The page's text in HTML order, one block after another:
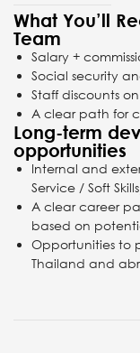
What You’ll
Team
Salary +
Social security
Staff discounts
A clear path for
Long-term
opportunities
Internal and
Service / Soft
A clear career
based on
Opportunities to
Thailand and